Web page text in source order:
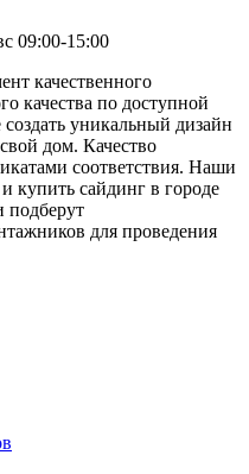
09:00-15:00
качественного
качества по доступной
уникальный дизайн
дом. Качество
соответствия. Наши
купить сайдинг в городе
подберут
для проведения